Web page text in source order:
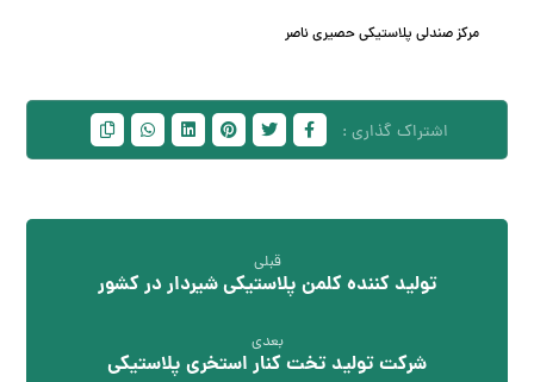
مرکز صندلی پلاستیکی حصیری ناصر
قبلی
تولید کننده کلمن پلاستیکی شیردار در کشور
بعدی
شرکت تولید تخت کنار استخری پلاستیکی